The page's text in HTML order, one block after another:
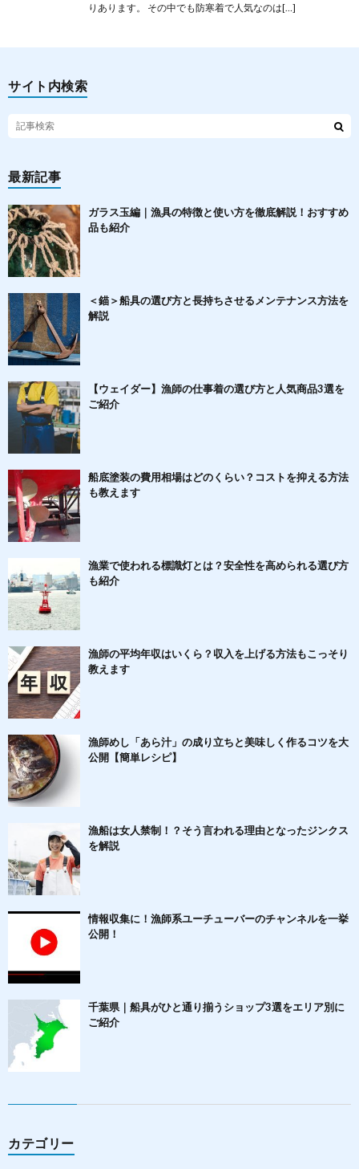
りあります。 その中でも防寒着で人気なのは[…]
サイト内検索
最新記事
ガラス玉編｜漁具の特徴と使い方を徹底解説！おすすめ
品も紹介
＜錨＞船具の選び方と長持ちさせるメンテナンス方法を
解説
【ウェイダー】漁師の仕事着の選び方と人気商品3選を
ご紹介
船底塗装の費用相場はどのくらい？コストを抑える方法
も教えます
漁業で使われる標識灯とは？安全性を高められる選び方
も紹介
漁師の平均年収はいくら？収入を上げる方法もこっそり
教えます
漁師めし「あら汁」の成り立ちと美味しく作るコツを大
公開【簡単レシピ】
漁船は女人禁制！？そう言われる理由となったジンクス
を解説
情報収集に！漁師系ユーチューバーのチャンネルを一挙
公開！
千葉県｜船具がひと通り揃うショップ3選をエリア別に
ご紹介
カテゴリー